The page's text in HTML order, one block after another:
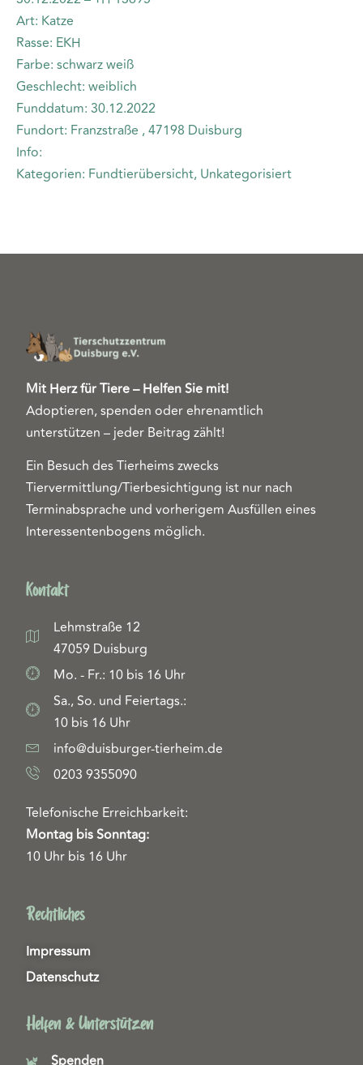
Art: Katze
Rasse: EKH
Farbe: schwarz weiß
Geschlecht: weiblich
Funddatum: 30.12.2022
Fundort: Franzstraße , 47198 Duisburg
Info:
Kategorien: Fundtierübersicht, Unkategorisiert
Mit Herz für Tiere – Helfen Sie mit!
Adoptieren, spenden oder ehrenamtlich
unterstützen – jeder Beitrag zählt!
Ein Besuch des Tierheims zwecks
Tiervermittlung/Tierbesichtigung ist nur nach
Terminabsprache und vorherigem Ausfüllen eines
Interessentenbogens möglich.
Kontakt
Lehmstraße 12
47059 Duisburg
Mo. - Fr.: 10 bis 16 Uhr
Sa., So. und Feiertags.:
10 bis 16 Uhr
info@duisburger-tierheim.de
0203 9355090
Telefonische Erreichbarkeit:
Montag bis Sonntag:
10 Uhr bis 16 Uhr
Rechtliches
Impressum
Datenschutz
Helfen & Unterstützen